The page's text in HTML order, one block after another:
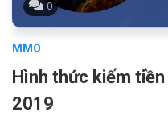
0
MMO
Hình thức kiếm
2019